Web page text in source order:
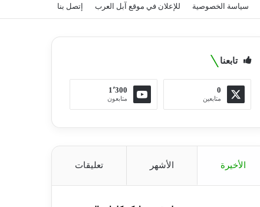
سياسة الخصوصية للإعلان في موقع آبل العرب إتصل بنا
تابعنا
0
متابعين
1٬300
متابعون
الأخيرة الأشهر تعليقات